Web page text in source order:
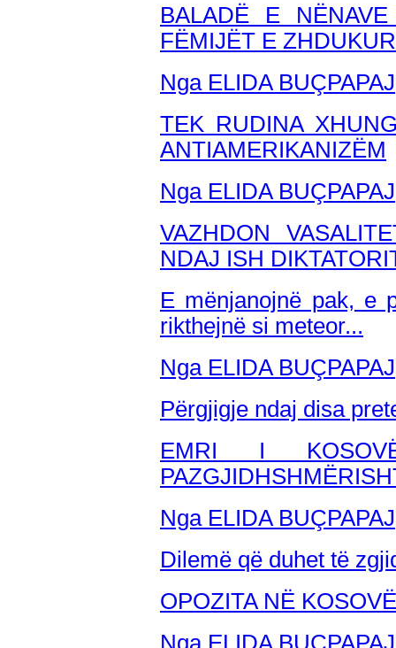
BALADË E
FËMIJËT E ZHDUKUR
Nga ELIDA BUÇPAPAJ
TEK RUDINA
ANTIAMERIKANIZËM
Nga ELIDA BUÇPAPAJ
VAZHDON
NDAJ ISH
E mënjanojnë pak, e
rikthejnë si meteor...
Nga ELIDA BUÇPAPAJ
Përgjigje ndaj disa
EMRI I
Nga ELIDA BUÇPAPAJ
Dilemë që duhet të
OPOZITA NË
Nga ELIDA BUÇPAPAJ